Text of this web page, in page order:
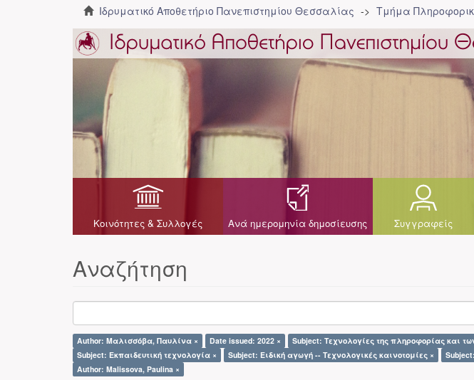
Ιδρυματικό Αποθετήριο Πανεπιστημίου Θεσσαλίας Τμήμα
Κοινότητες & Συλλογές Ανά ημερομηνία δημοσίευσης Συγγραφείς
Αναζήτηση
Author: Μαλισσόβα, Παυλίνα × Date issued: 2022 × Subject: Τεχνολογίες της πληροφορίας και
Subject: Εκπαιδευτική τεχνολογία ×
Subject: Ειδική αγωγή -- Τεχνολογικές καινοτομίες ×
Author: Malissova, Paulina ×